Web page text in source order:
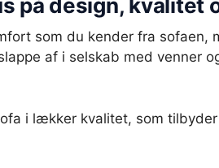
på design, kvalitet
som du kender fra sofaen,
af i selskab med venner
i lækker kvalitet, som